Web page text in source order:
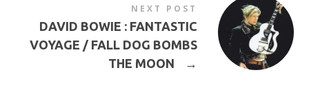
NEXT POST
DAVID BOWIE : FANTASTIC
VOYAGE / FALL DOG BOMBS
THE MOON
→